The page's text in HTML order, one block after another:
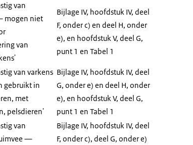
van
mogen niet
van
Bijlage IV, hoofdstuk IV, deel
F, onder c) en deel H, onder
e), en hoofdstuk V, deel G,
punt 1 en Tabel 1
van varkens
gebruikt in
met
pelsdieren'
Bijlage IV, hoofdstuk IV, deel
G, onder e) en deel H, onder
e), en hoofdstuk V, deel G,
punt 1 en Tabel 1
van
—
Bijlage IV, hoofdstuk IV, deel
F, onder c), deel G, onder e)